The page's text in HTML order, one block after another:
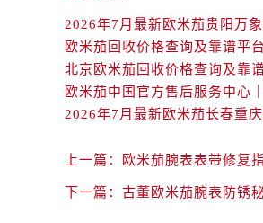
辽宁省辽阳市
辽宁省盘锦市
辽宁省铁岭市
辽宁省营口市
辽宁省沈阳市
北京市朝阳区
北京市东城区
2026年7月最新欧米茄贵阳万
欧米茄回收价格查询及靠谱平
上一篇： 欧米茄腕表表带修复
下一篇： 古董欧米茄腕表防锈